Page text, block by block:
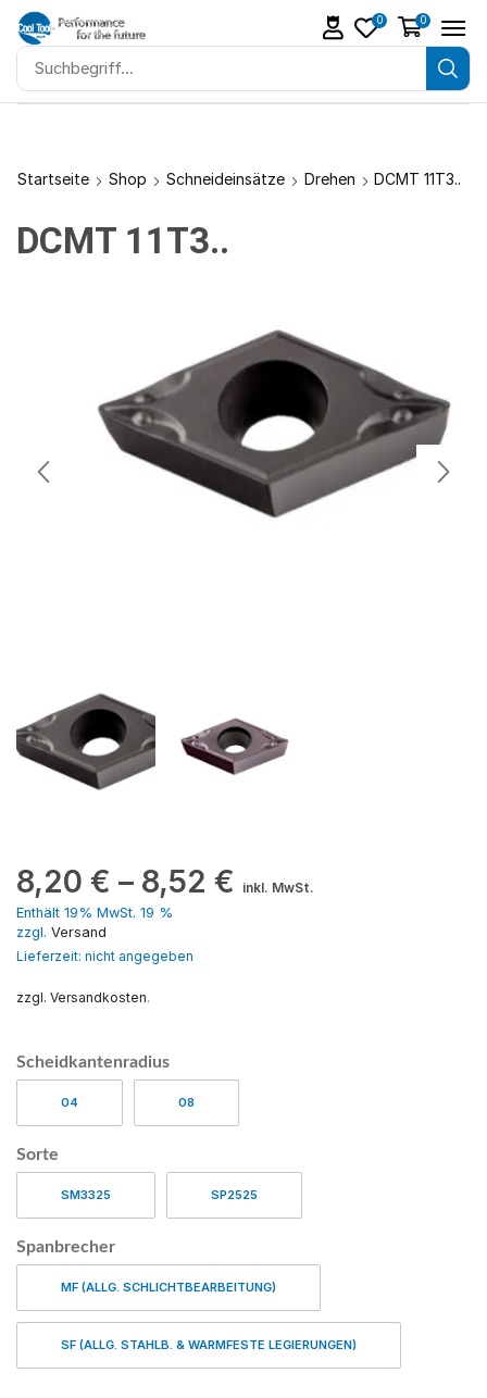
0 0
Startseite Shop Schneideinsätze Drehen DCMT 11T3..
DCMT 11T3..
8,20 € – 8,52 €
inkl. MwSt.
Enthält 19% MwSt. 19 %
zzgl. Versand
Lieferzeit: nicht angegeben
zzgl. Versandkosten.
Scheidkantenradius
04 08
Sorte
SM3325 SP2525
Spanbrecher
MF (ALLG. SCHLICHTBEARBEITUNG)
SF (ALLG. STAHLB. & WARMFESTE LEGIERUNGEN)